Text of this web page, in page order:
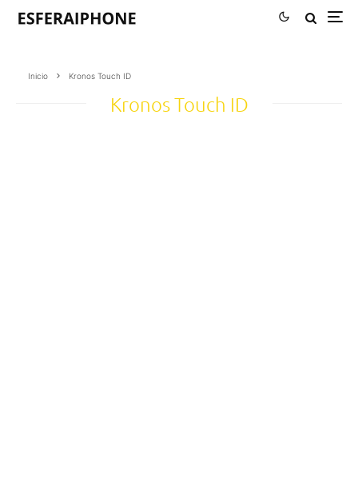
Inicio Kronos Touch ID
Kronos Touch ID